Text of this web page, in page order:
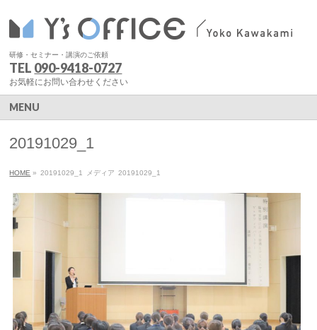
研修・セミナー・講演のご依頼
TEL 090-9418-0727
お気軽にお問い合わせください
MENU
20191029_1
HOME » 20191029_1 メディア 20191029_1